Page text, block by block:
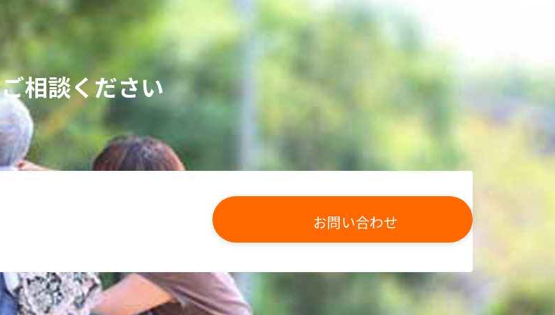
ご相談ください
お問い合わせ